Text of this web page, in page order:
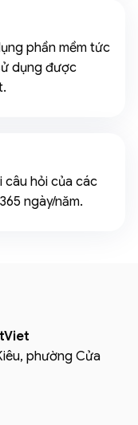
phần mềm tức
dụng được
hỏi của các
ngày/năm.
phường Cửa